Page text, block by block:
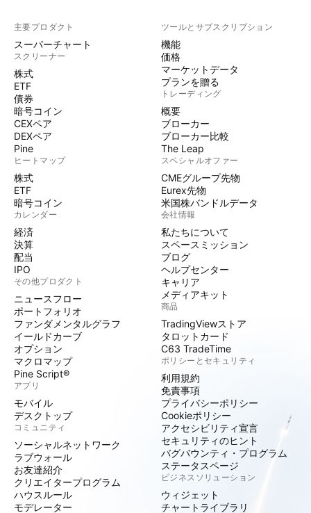
主要プロダクト
スーパーチャート
スクリーナー
株式
ETF
債券
暗号コイン
CEXペア
DEXペア
Pine
ヒートマップ
株式
ETF
暗号コイン
カレンダー
経済
決算
配当
IPO
その他プロダクト
ニュースフロー
ポートフォリオ
ファンダメンタルグラフ
イールドカーブ
オプション
マクロマップ
Pine Script®
アプリ
モバイル
デスクトップ
コミュニティ
ソーシャルネットワーク
ラブウォール
お友達紹介
クリエイタープログラム
ハウスルール
モデレーター
ツールとサブスクリプション
機能
価格
マーケットデータ
プランを贈る
トレーディング
概要
ブローカー
ブローカー比較
The Leap
スペシャルオファー
CMEグループ先物
Eurex先物
米国株バンドルデータ
会社情報
私たちについて
スペースミッション
ブログ
ヘルプセンター
キャリア
メディアキット
商品
TradingViewストア
タロットカード
C63 TradeTime
ポリシーとセキュリティ
利用規約
免責事項
プライバシーポリシー
Cookieポリシー
アクセシビリティ宣言
セキュリティのヒント
バグバウンティ・プログラム
ステータスページ
ビジネスソリューション
ウィジェット
チャートライブラリ